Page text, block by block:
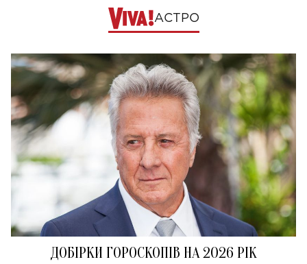
АСТРО
ДОБІРКИ ГОРОСКОПІВ НА 2026 РІК